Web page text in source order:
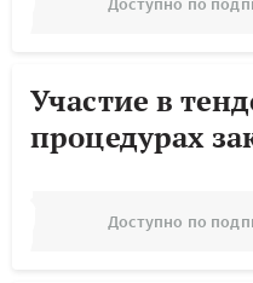
Участие в
процедурах
Доступно по